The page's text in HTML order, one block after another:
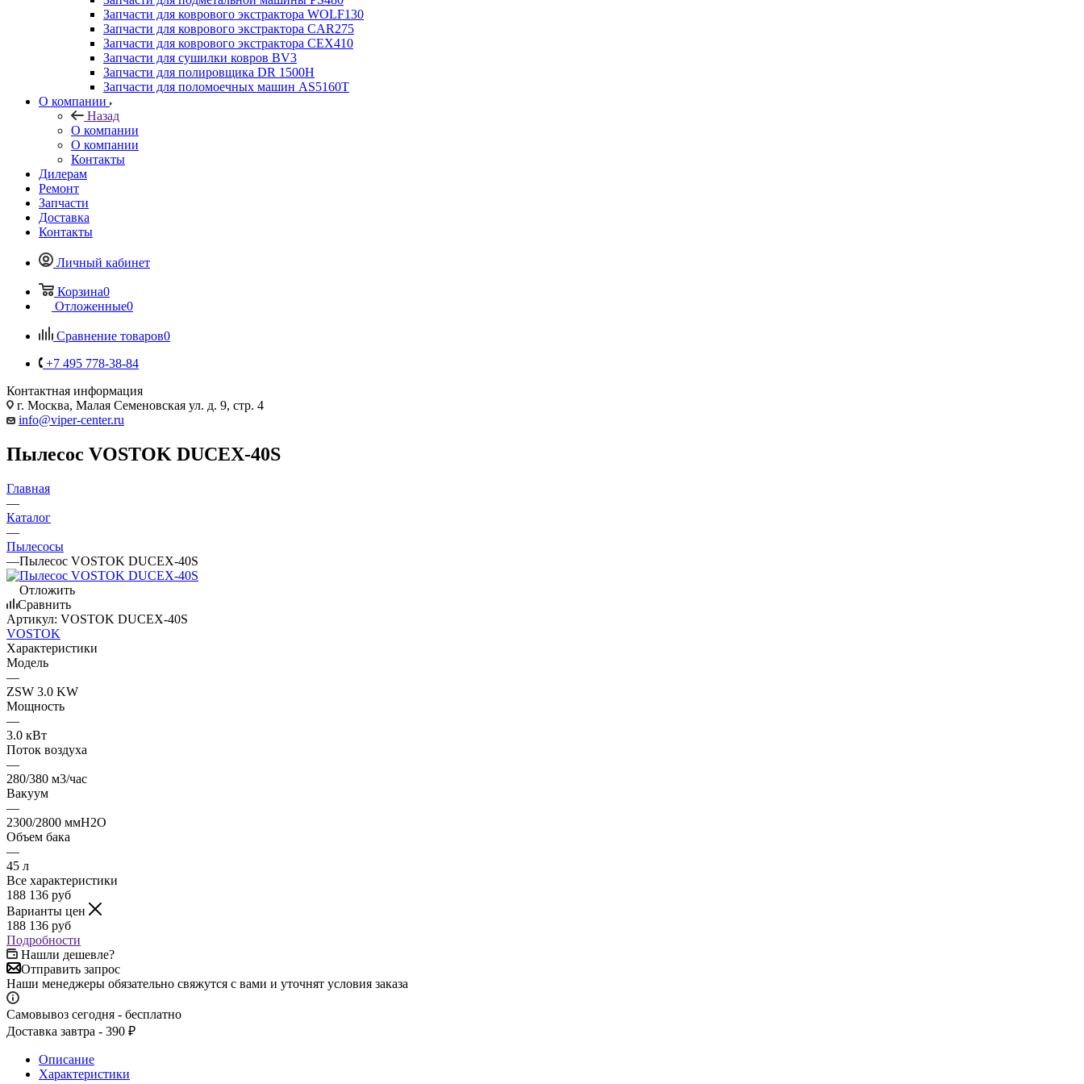
Запчасти для коврового экстрактора WOLF130
Запчасти для коврового экстрактора CAR275
Запчасти для коврового экстрактора CEX410
Запчасти для сушилки ковров BV3
Запчасти для полировщика DR 1500H
Запчасти для поломоечных машин AS5160T
О компании
Назад
О компании
О компании
Контакты
Дилерам
Ремонт
Запчасти
Доставка
Контакты
Личный кабинет
Корзина0
Отложенные0
Сравнение товаров0
+7 495 778-38-84
Контактная информация
г. Москва, Малая Семеновская ул. д. 9, стр. 4
info@viper-center.ru
Пылесос VOSTOK DUCEX-40S
Главная
—
Каталог
—
Пылесосы
—Пылесос VOSTOK DUCEX-40S
Отложить
Сравнить
Артикул: VOSTOK DUCEX-40S
VOSTOK
Характеристики
Модель
—
ZSW 3.0 KW
Мощность
—
3.0 кВт
Поток воздуха
—
280/380 м3/час
Вакуум
—
2300/2800 ммH2O
Объем бака
—
45 л
Все характеристики
188 136 руб
Варианты цен
188 136 руб
Подробности
Нашли дешевле?
Отправить запрос
Наши менеджеры обязательно свяжутся с вами и уточнят условия заказа
Самовывоз сегодня - бесплатно
Доставка завтра - 390 ₽
Описание
Характеристики